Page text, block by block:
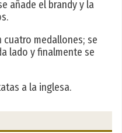
añade el brandy y la
medallones; se
lado y finalmente se
a la inglesa.